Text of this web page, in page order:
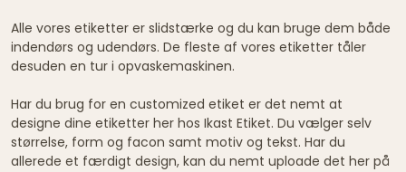
Alle vores etiketter er slidstærke og du kan bruge dem både
indendørs og udendørs. De fleste af vores etiketter tåler
desuden en tur i opvaskemaskinen.
Har du brug for en customized etiket er det nemt at
designe dine etiketter her hos Ikast Etiket. Du vælger selv
størrelse, form og facon samt motiv og tekst. Har du
allerede et færdigt design, kan du nemt uploade det her på